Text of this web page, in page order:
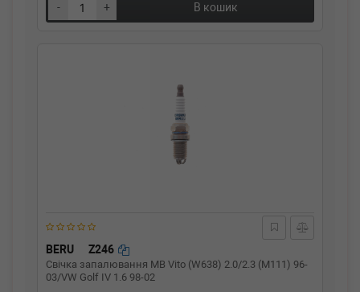
- + В кошик
BERU Z246
Свічка запалювання MB Vito (W638) 2.0/2.3 (M111) 96-
03/VW Golf IV 1.6 98-02